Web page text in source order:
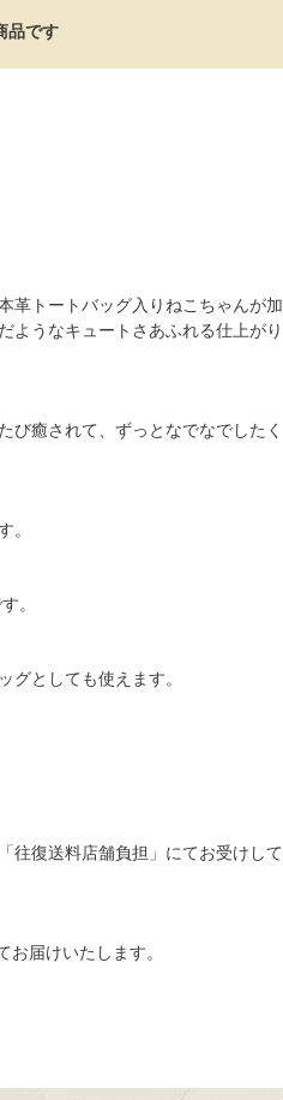
品です
革トートバッグ入りねこちゃんが加
ようなキュートさあふれる仕上がり
び癒されて、ずっとなでなでしたく
。
。
グとしても使えます。
往復送料店舗負担」にてお受けして
届けいたします。